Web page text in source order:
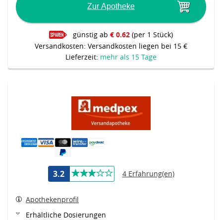
Zur Apotheke
günstig ab € 0.62 (per 1 Stück)
Versandkosten: Versandkosten liegen bei 15 €
Lieferzeit: mehr als 15 Tage
3.2 4 Erfahrung(en)
Apothekenprofil
Erhältliche Dosierungen